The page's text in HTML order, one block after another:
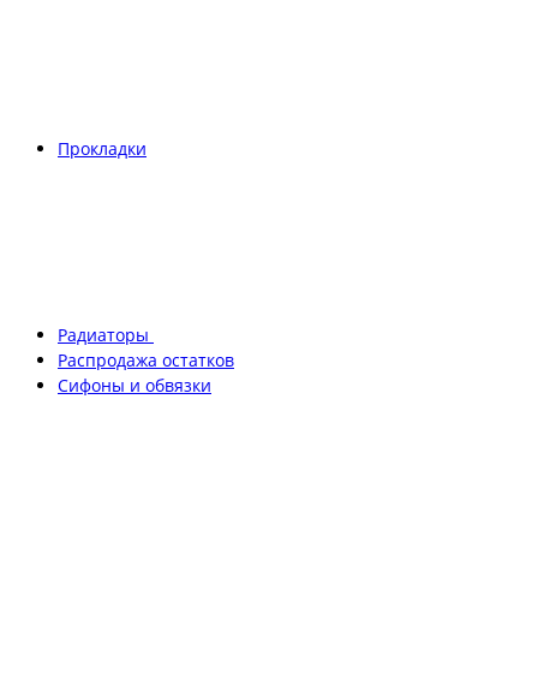
Прокладки
Радиаторы
Распродажа остатков
Сифоны и обвязки